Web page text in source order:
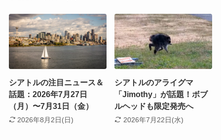
シアトルの注目ニュース＆
話題：2026年7月27日
（月）〜7月31日（金）
2026年8月2日(日)
シアトルのアライグマ
「Jimothy」が話題！ボブ
ルヘッドも限定発売へ
2026年7月22日(水)